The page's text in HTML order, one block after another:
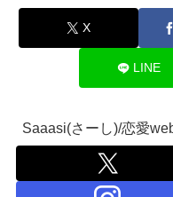
X
LINE
Saaasi(さーし)/恋愛